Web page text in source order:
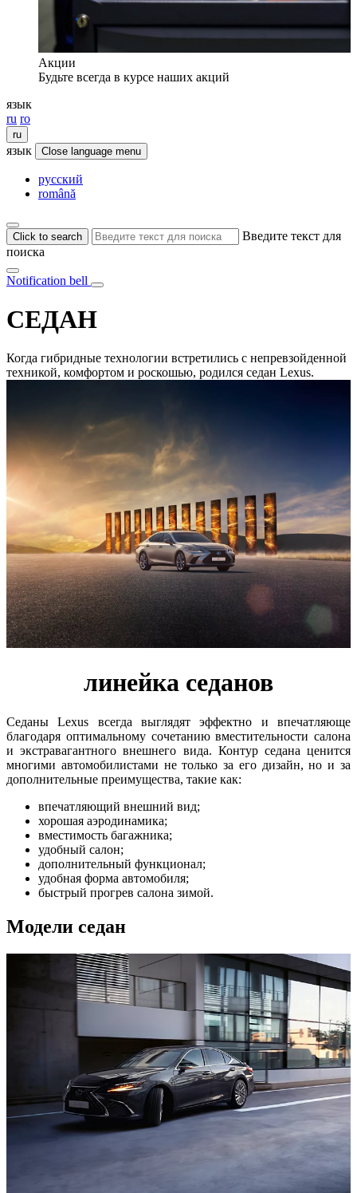
Акции
Будьте всегда в курсе наших акций
язык
ru ro
ru
язык Close language menu
русский
română
Click to search
Введите текст для
поиска
Notification bell
СЕДАН
Когда гибридные технологии встретились с непревзойденной
техникой, комфортом и роскошью, родился седан Lexus.
линейка седанов
Седаны Lexus всегда выглядят эффектно и впечатляюще
благодаря оптимальному сочетанию вместительности салона
и экстравагантного внешнего вида. Контур седана ценится
многими автомобилистами не только за его дизайн, но и за
дополнительные преимущества, такие как:
впечатляющий внешний вид;
хорошая аэродинамика;
вместимость багажника;
удобный салон;
дополнительный функционал;
удобная форма автомобиля;
быстрый прогрев салона зимой.
Модели седан